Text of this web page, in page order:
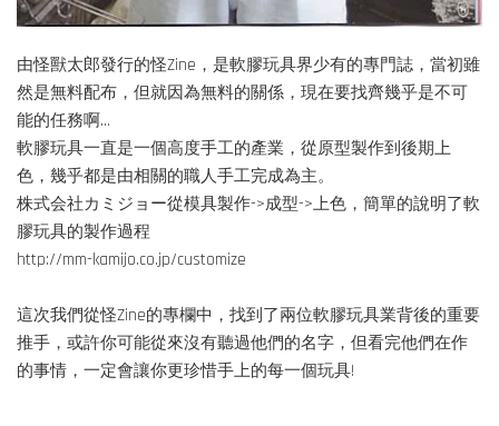
由怪獸太郎發行的怪Zine，是軟膠玩具界少有的專門誌，當初雖
然是無料配布，但就因為無料的關係，現在要找齊幾乎是不可
能的任務啊...
軟膠玩具一直是一個高度手工的產業，從原型製作到後期上
色，幾乎都是由相關的職人手工完成為主。
株式会社カミジョー從模具製作->成型->上色，簡單的說明了軟
膠玩具的製作過程
http://mm-kamijo.co.jp/customize
這次我們從怪Zine的專欄中，找到了兩位軟膠玩具業背後的重要
推手，或許你可能從來沒有聽過他們的名字，但看完他們在作
的事情，一定會讓你更珍惜手上的每一個玩具!